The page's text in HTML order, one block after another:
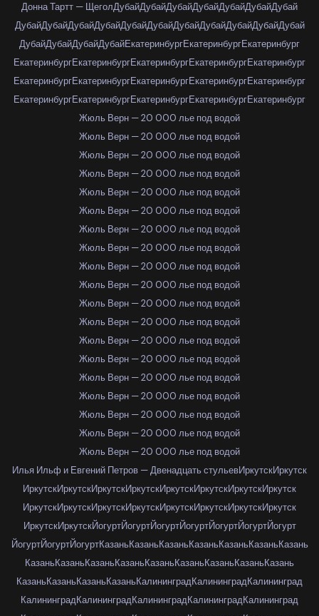
Донна Тартт — ЩеголДубайДубайДубайДубайДубайДубайДубай
ДубайДубайДубайДубайДубайДубайДубайДубайДубайДубайДубай
ДубайДубайДубайДубайЕкатеринбургЕкатеринбургЕкатеринбург
ЕкатеринбургЕкатеринбургЕкатеринбургЕкатеринбургЕкатеринбург
ЕкатеринбургЕкатеринбургЕкатеринбургЕкатеринбургЕкатеринбург
ЕкатеринбургЕкатеринбургЕкатеринбургЕкатеринбургЕкатеринбург
Жюль Верн — 20 000 лье под водой
Жюль Верн — 20 000 лье под водой
Жюль Верн — 20 000 лье под водой
Жюль Верн — 20 000 лье под водой
Жюль Верн — 20 000 лье под водой
Жюль Верн — 20 000 лье под водой
Жюль Верн — 20 000 лье под водой
Жюль Верн — 20 000 лье под водой
Жюль Верн — 20 000 лье под водой
Жюль Верн — 20 000 лье под водой
Жюль Верн — 20 000 лье под водой
Жюль Верн — 20 000 лье под водой
Жюль Верн — 20 000 лье под водой
Жюль Верн — 20 000 лье под водой
Жюль Верн — 20 000 лье под водой
Жюль Верн — 20 000 лье под водой
Жюль Верн — 20 000 лье под водой
Жюль Верн — 20 000 лье под водой
Жюль Верн — 20 000 лье под водой
Илья Ильф и Евгений Петров — Двенадцать стульевИркутскИркутск
ИркутскИркутскИркутскИркутскИркутскИркутскИркутскИркутск
ИркутскИркутскИркутскИркутскИркутскИркутскИркутскИркутск
ИркутскИркутскЙогуртЙогуртЙогуртЙогуртЙогуртЙогуртЙогурт
ЙогуртЙогуртЙогуртКазаньКазаньКазаньКазаньКазаньКазаньКазань
КазаньКазаньКазаньКазаньКазаньКазаньКазаньКазаньКазань
КазаньКазаньКазаньКазаньКалининградКалининградКалининград
КалининградКалининградКалининградКалининградКалининград